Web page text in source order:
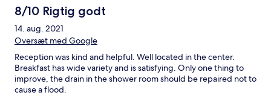
8/10 Rigtig godt
14. aug. 2021
Oversæt med Google
Reception was kind and helpful. Well located in the center.
Breakfast has wide variety and is satisfying. Only one thing to
improve, the drain in the shower room should be repaired not to
cause a flood.